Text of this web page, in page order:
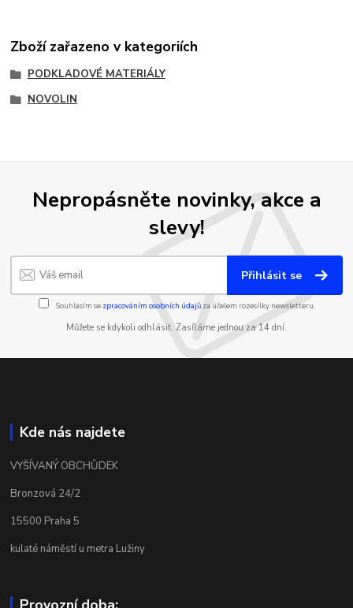
Zboží zařazeno v kategoriích
PODKLADOVÉ MATERIÁLY
NOVOLIN
Nepropásněte novinky, akce a
slevy!
Přihlásit se
Souhlasím se zpracováním osobních údajůza účelem rozesílky newsletteru.
Můžete se kdykoli odhlásit. Zasíláme jednou za 14 dní.
Kde nás najdete
VYŠÍVANÝ OBCHŮDEK
Bronzová 24/2
15500 Praha 5
kulaté náměstí u metra Lužiny